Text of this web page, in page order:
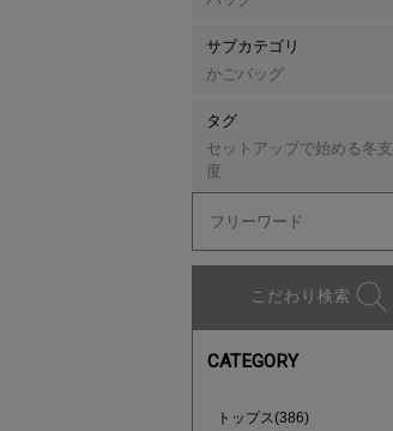
サブカテゴリ
かごバッグ
タグ
セットアップで始める冬支
度
こだわり検索
CATEGORY
トップス(386)